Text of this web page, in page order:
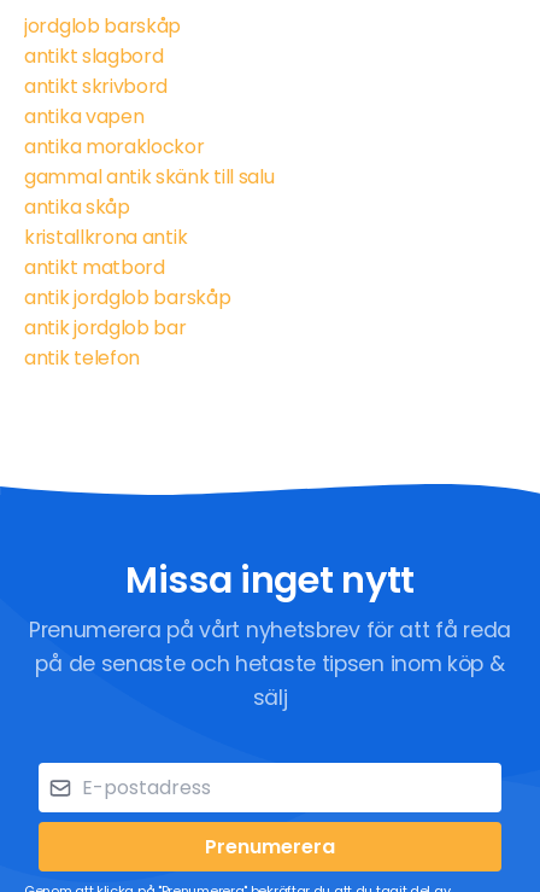
jordglob barskåp
antikt slagbord
antikt skrivbord
antika vapen
antika moraklockor
gammal antik skänk till salu
antika skåp
kristallkrona antik
antikt matbord
antik jordglob barskåp
antik jordglob bar
antik telefon
Missa inget nytt
Prenumerera på vårt nyhetsbrev för att få reda
på de senaste och hetaste tipsen inom köp &
sälj
Prenumerera